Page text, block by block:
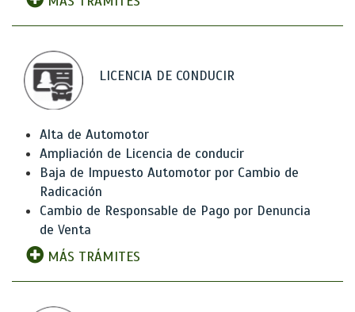
LICENCIA DE CONDUCIR
Alta de Automotor
Ampliación de Licencia de conducir
Baja de Impuesto Automotor por Cambio de
Radicación
Cambio de Responsable de Pago por Denuncia
de Venta
MÁS TRÁMITES